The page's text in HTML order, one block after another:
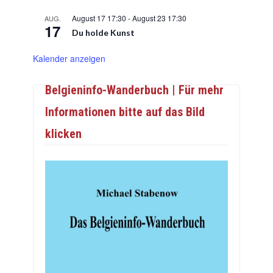
AUG.
17
August 17 17:30 -August 23 17:30
Du holde Kunst
Kalender anzeigen
Belgieninfo-Wanderbuch | Für mehr
Informationen bitte auf das Bild
klicken